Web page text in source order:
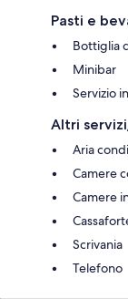
Pasti e
Bottiglia
Minibar
Servizio
Altri
Aria
Camere
Camere
Scrivania
Telefono